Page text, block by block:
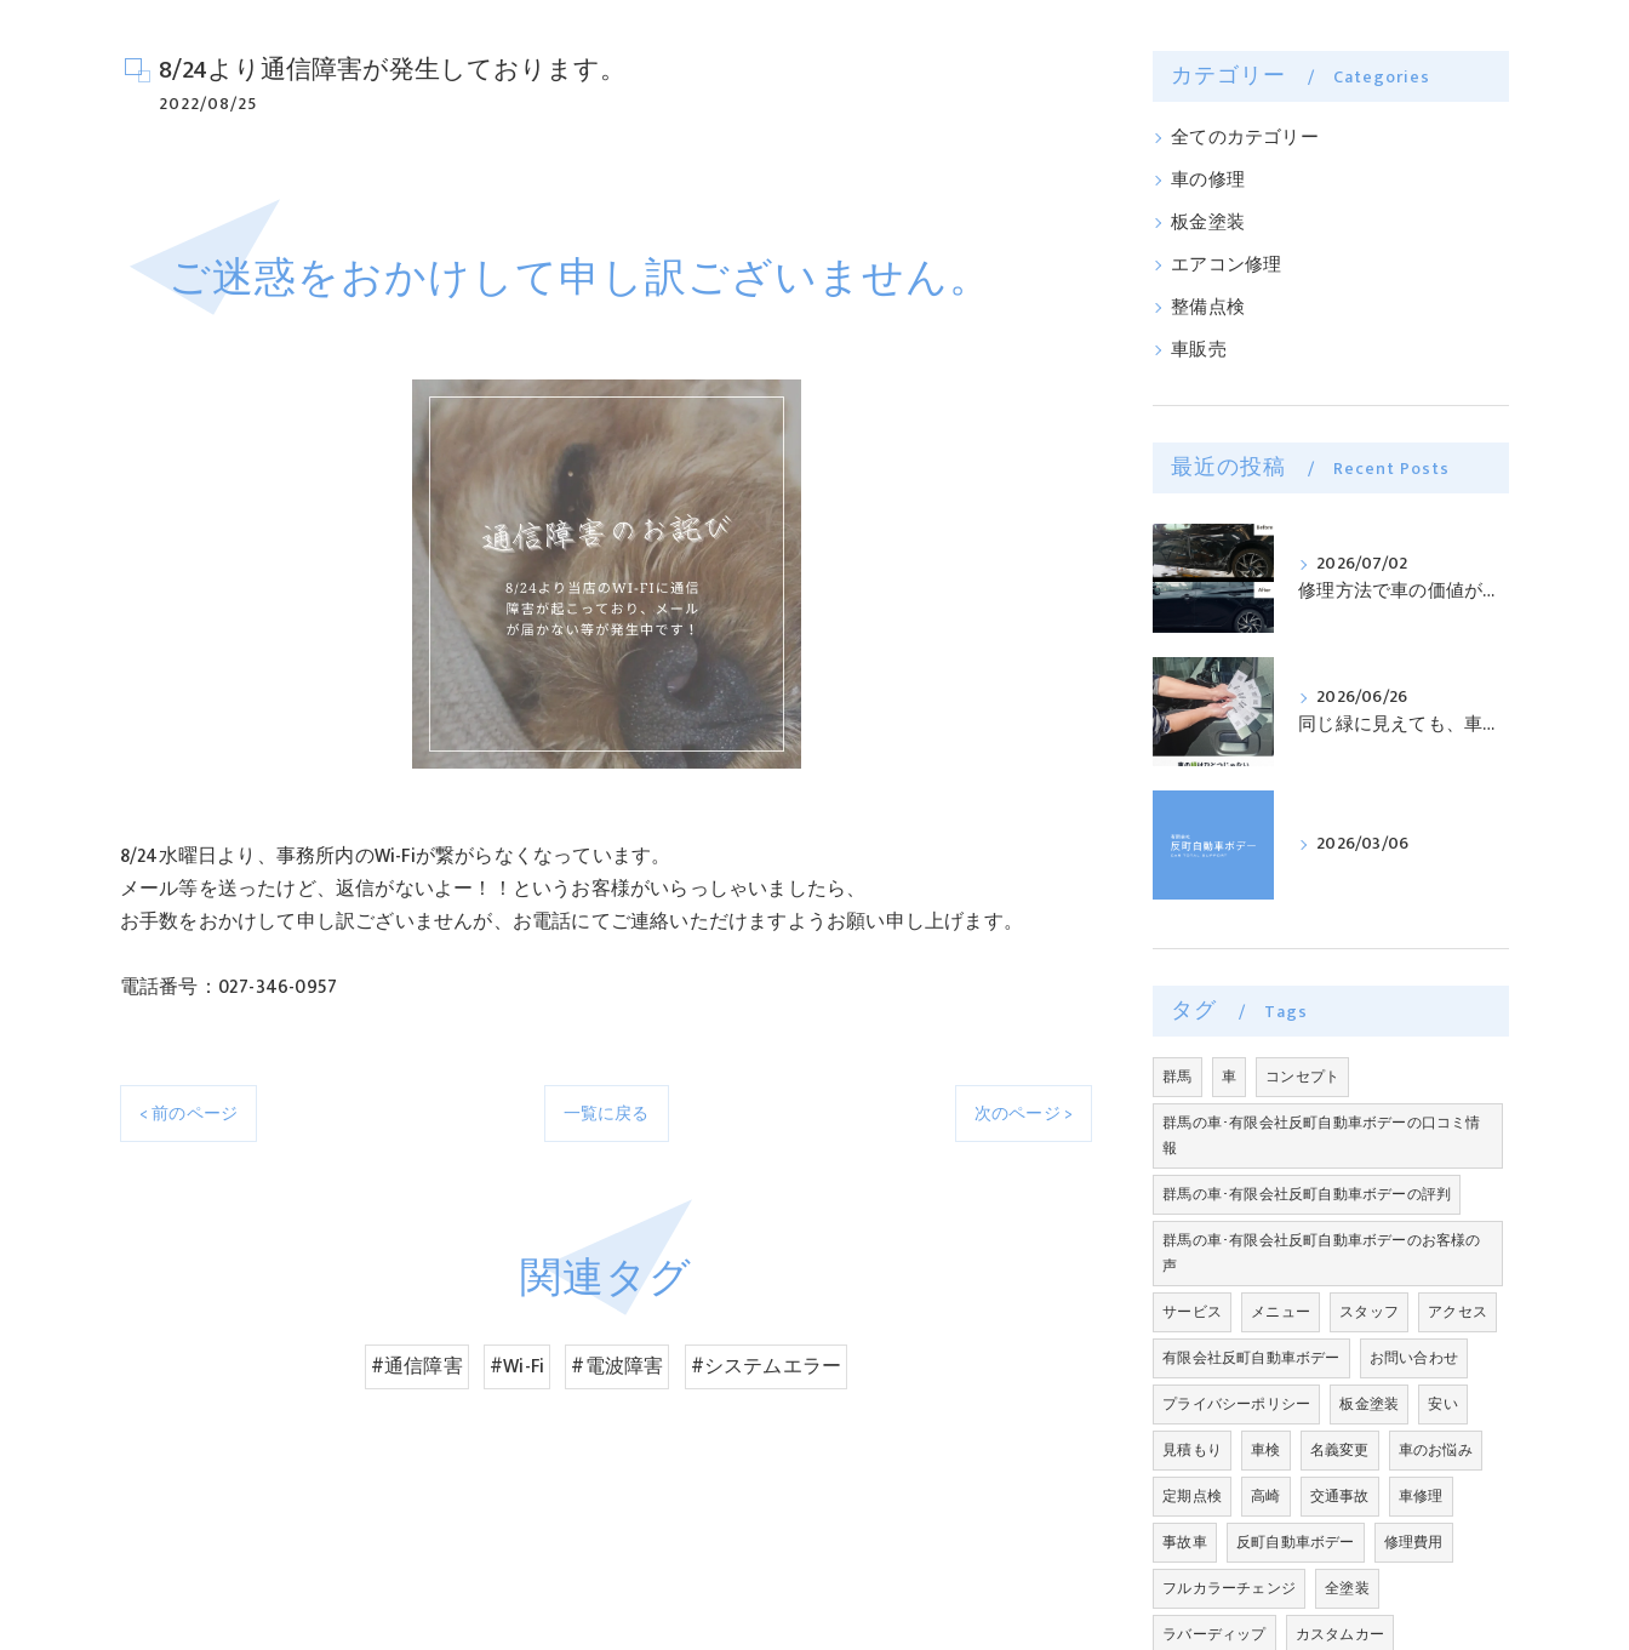
8/24より通信障害が発生しております。
2022/08/25
ご迷惑をおかけして申し訳ございません。
8/24水曜日より、事務所内のWi-Fiが繋がらなくなっています。
メール等を送ったけど、返信がないよー！！というお客様がいらっしゃいましたら、
お手数をおかけして申し訳ございませんが、お電話にてご連絡いただけますようお願い申し上げます。
電話番号：027-346-0957
< 前のページ 一覧に戻る 次のページ >
関連タグ
#通信障害 #Wi-Fi #電波障害 #システムエラー
カテゴリー Categories
全てのカテゴリー
車の修理
板金塗装
エアコン修理
整備点検
車販売
最近の投稿 Recent Posts
2026/07/02
修理方法で車の価値が変わる？！車の価値を守る修理方法について解説！
2026/06/26
同じ緑に見えても、車の色は1色ではありません 🚗🌿
2026/03/06
タグ Tags
群馬 車
コンセプト
群馬の車･有限会社反町自動車ボデーの口コミ情
報
群馬の車･有限会社反町自動車ボデーの評判
群馬の車･有限会社反町自動車ボデーのお客様の
声
サービス
メニュー スタッフ
アクセス
有限会社反町自動車ボデー
お問い合わせ
プライバシーポリシー
板金塗装
安い
見積もり
車検 名義変更
車のお悩み
定期点検
高崎 交通事故
車修理
事故車
反町自動車ボデー
修理費用
フルカラーチェンジ
全塗装
ラバーディップ
カスタムカー